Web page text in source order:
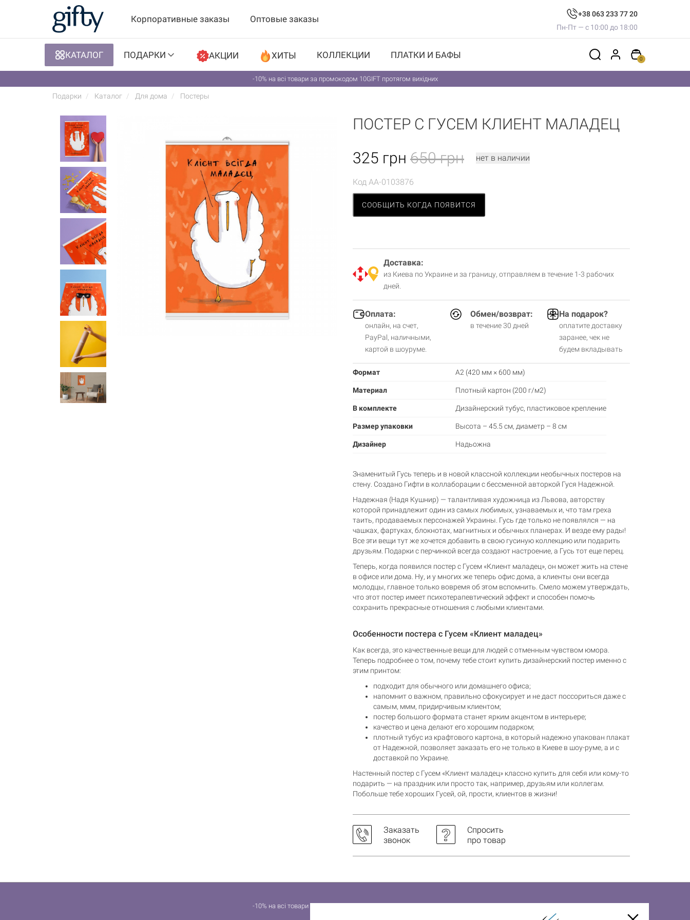
Корпоративные заказы Оптовые заказы
+38 063 233 77 20
Пн-Пт — с 10:00 до 18:00
КАТАЛОГ ПОДАРКИ АКЦИИ ХИТЫ КОЛЛЕКЦИИ ПЛАТКИ И БАФЫ 0
-10% на всі товари за промокодом 10GIFT протягом вихідних
Подарки Каталог Для дома Постеры
ПОСТЕР С ГУСЕМ КЛИЕНТ МАЛАДЕЦ
325 грн 650 грн нет в наличии
Код AA-0103876
СООБЩИТЬ КОГДА ПОЯВИТСЯ
Доставка:
из Киева по Украине и за границу, отправляем в течение 1-3 рабочих
дней.
Оплата:
онлайн, на счет,
PayPal, наличными,
картой в шоуруме.
Обмен/возврат:
в течение 30 дней
На подарок?
оплатите доставку
заранее, чек не
будем вкладывать
Формат А2 (420 мм × 600 мм)
Материал Плотный картон (200 г/м2)
В комплекте Дизайнерский тубус, пластиковое крепление
Размер упаковки Высота – 45.5 см, диаметр – 8 см
Дизайнер Надьожна
Знаменитый Гусь теперь и в новой классной коллекции необычных постеров на
стену. Создано Гифти в коллаборации с бессменной авторкой Гуся Надежной.
Надежная (Надя Кушнир) — талантливая художница из Львова, авторству
которой принадлежит один из самых любимых, узнаваемых и, что там греха
таить, продаваемых персонажей Украины. Гусь где только не появлялся — на
чашках, фартуках, блокнотах, магнитных и обычных планерах. И везде ему рады!
Все эти вещи тут же хочется добавить в свою гусиную коллекцию или подарить
друзьям. Подарки с перчинкой всегда создают настроение, а Гусь тот еще перец.
Теперь, когда появился постер с Гусем «Клиент маладец», он может жить на стене
в офисе или дома. Ну, и у многих же теперь офис дома, а клиенты они всегда
молодцы, главное только вовремя об этом вспомнить. Смело можем утверждать,
что этот постер имеет психотерапевтический эффект и способен помочь
сохранить прекрасные отношения с любыми клиентами.
Особенности постера с Гусем «Клиент маладец»
Как всегда, это качественные вещи для людей с отменным чувством юмора.
Теперь подробнее о том, почему тебе стоит купить дизайнерский постер именно с
этим принтом:
подходит для обычного или домашнего офиса;
напомнит о важном, правильно сфокусирует и не даст поссориться даже с
самым, ммм, придирчивым клиентом;
постер большого формата станет ярким акцентом в интерьере;
качество и цена делают его хорошим подарком;
плотный тубус из крафтового картона, в который надежно упакован плакат
от Надежной, позволяет заказать его не только в Киеве в шоу-руме, а и с
доставкой по Украине.
Настенный постер с Гусем «Клиент маладец» классно купить для себя или кому-то
подарить — на праздник или просто так, например, друзьям или коллегам.
Побольше тебе хороших Гусей, ой, прости, клиентов в жизни!
Заказать
звонок
Спросить
про товар
-10% на всі товари за промокодом 10GIFT протягом вихідних
Корзина пуста